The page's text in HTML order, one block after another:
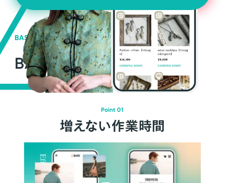
BASEの強み
BASEが強い3つの理由
Point 01
増えない作業時間